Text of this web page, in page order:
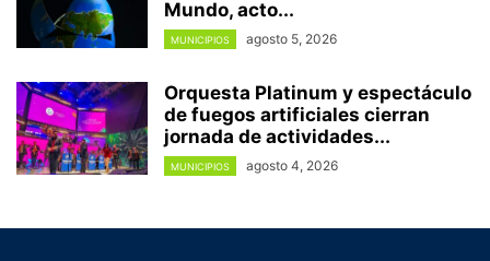
Mundo, acto...
MUNICIPIOS agosto 5, 2026
Orquesta Platinum y espectáculo
de fuegos artificiales cierran
jornada de actividades...
MUNICIPIOS agosto 4, 2026